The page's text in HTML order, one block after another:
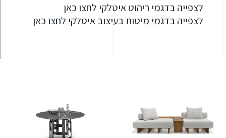
לצפייה בדגמי ריהוט איטלקי לחצו כאן
לצפייה בדגמי מיטות בעיצוב איטלקי לחצו כאן